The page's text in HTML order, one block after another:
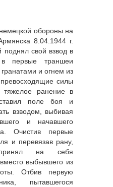
обороны на
8.04.1944 г.
поднял свой взвод в
первые траншеи
и огнем из
силы
тяжелое ранение в
поле боя и
взводом, выбивая
и начавшего
Очистив первые
и перевязав рану,
на себя
выбывшего из
Отбив первую
пытавшегося